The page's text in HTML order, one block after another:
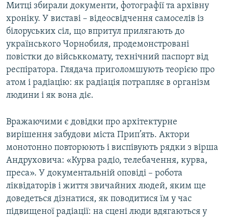
Митці збирали документи, фотографії та архівну
хроніку. У виставі – відеосвідчення самоселів із
білоруських сіл, що впритул прилягають до
українського Чорнобиля, продемонстровані
повістки до військкомату, технічний паспорт від
респіратора. Глядача приголомшують теорією про
атом і радіацію: як радіація потрапляє в організм
людини і як вона діє.
Вражаючими є довідки про архітектурне
вирішення забудови міста Прип’ять. Актори
монотонно повторюють і виспівують рядки з вірша
Андруховича: «Курва радіо, телебачення, курва,
преса». У документальній оповіді – робота
ліквідаторів і життя звичайних людей, яким ще
доведеться дізнатися, як поводитися їм у час
підвищеної радіації: на сцені люди вдягаються у